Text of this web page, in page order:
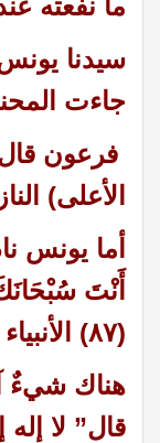
سيدنا
جاءت
فرعون
الأعلى)
أما يونس
أَنْتَ
(٨٧) الأنبياء
هناك شيءٌ
قال” لا